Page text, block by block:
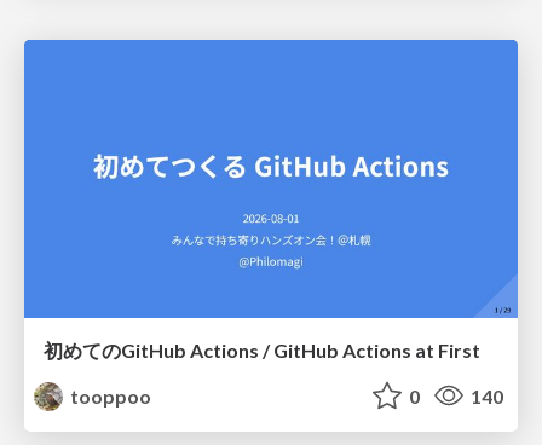
初めてのGitHub Actions / GitHub Actions at First
tooppoo
0 140